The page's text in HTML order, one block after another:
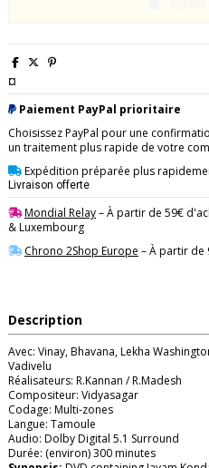
¤
Paiement PayPal prioritaire
Choisissez PayPal pour une
un traitement plus rapide de votre
Expédition préparée plus
Livraison offerte
Mondial Relay– À partir de 59€
& Luxembourg
Chrono 2Shop Europe – À partir de
Description
Avec: Vinay, Bhavana, Lekha
Vadivelu
Réalisateurs: R.Kannan / R.Madesh
Compositeur: Vidyasagar
Codage: Multi-zones
Langue: Tamoule
Audio: Dolby Digital 5.1 Surround
Durée: (environ) 300 minutes